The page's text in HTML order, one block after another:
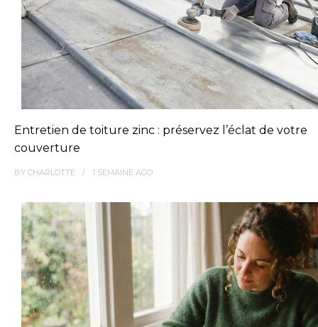
Entretien de toiture zinc : préservez l’éclat de votre
couverture
BY CHARLOTTE 1 SEMAINE AGO